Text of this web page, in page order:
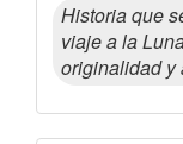
Historia que
viaje a la
originalidad y